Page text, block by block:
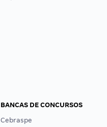
BANCAS DE CONCURSOS
Cebraspe